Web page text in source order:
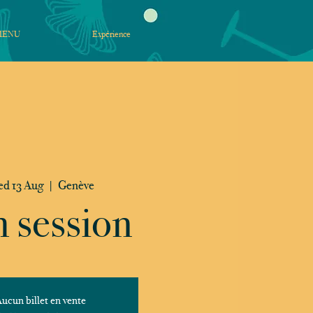
Expérience
13 Aug
  |
Genève
session
billet en vente